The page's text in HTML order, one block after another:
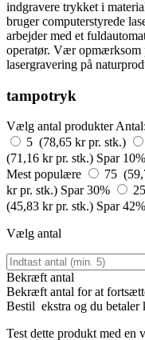
indgravere trykket i
bruger computerstyrede
arbejder med et
operatør. Vær opmærksom
lasergravering på
tampotryk
Vælg antal produkterAntal:
5 (78,65 kr pr. stk.)
(71,16 kr pr. stk.) Spar 10%
Mest populære
75
kr pr. stk.) Spar 30%
(45,83 kr pr. stk.) Spar 42%
Vælg antal
Bekræft antal
Bekræft antal for at
Bestil ekstra og du betaler
Test dette produkt med en